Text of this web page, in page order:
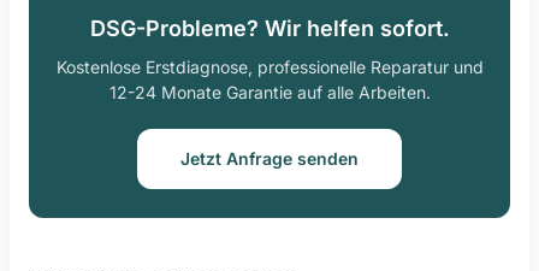
DSG-Probleme? Wir helfen sofort.
Kostenlose Erstdiagnose, professionelle Reparatur und
12-24 Monate Garantie auf alle Arbeiten.
Jetzt Anfrage senden